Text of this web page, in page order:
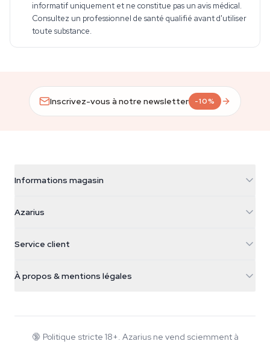
informatif uniquement et ne constitue pas un avis médical.
Consultez un professionnel de santé qualifié avant d'utiliser
toute substance.
Inscrivez-vous à notre newsletter -10%
Informations magasin
Galvaniweg 11
Nederland
+31(0)204897914
Azarius
Smokeshop
Service client
Politique de retour
À propos & mentions légales
Wiki
🔞 Politique stricte 18+. Azarius ne vend sciemment à